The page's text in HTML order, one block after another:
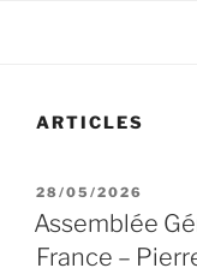
ARTICLES
PUBLIÉ
LE
28/05/2026
Assemblée
France –